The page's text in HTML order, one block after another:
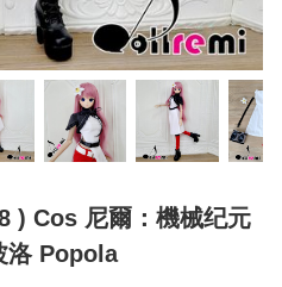
) Cos 尼爾：機械纪元
洛 Popola